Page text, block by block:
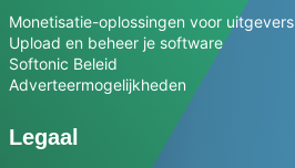
Monetisatie-oplossingen voor uitgevers
Upload en beheer je software
Softonic Beleid
Adverteermogelijkheden
Legaal